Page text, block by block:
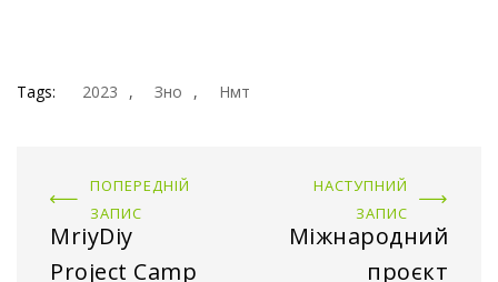
Tags: 2023 , Зно , Нмт
ПОПЕРЕДНІЙ
ЗАПИС
MriyDiy
Project Camp
НАСТУПНИЙ
ЗАПИС
Міжнародний
проєкт